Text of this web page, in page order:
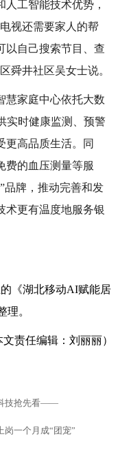
工智能技术优势，
视还需要家人的帮
以自己搜索节目、查
舜井社区吴女士说。
慧家庭中心依托大数
实时健康监测、预警
更高品质生活。同
费的血压测量等服
品牌，推动完善和发
术更有温度地服务银
的《湖北移动AI赋能居
理。
文责任编辑：刘丽丽）
技抢先看——
岗一个月成“团宠”